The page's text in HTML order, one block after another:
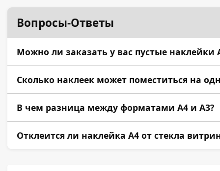
Вопросы-Ответы
Можно ли заказать у вас пустые
Да. Мы можем подобрать матовую
Сколько наклеек может поместиться на
Технически — сколько угодно, всё зависит от
В чем разница между форматами А4 и А3?
Формат А4 (210х297 мм) — это стандартный
Отклеится ли наклейка А4 от стекла